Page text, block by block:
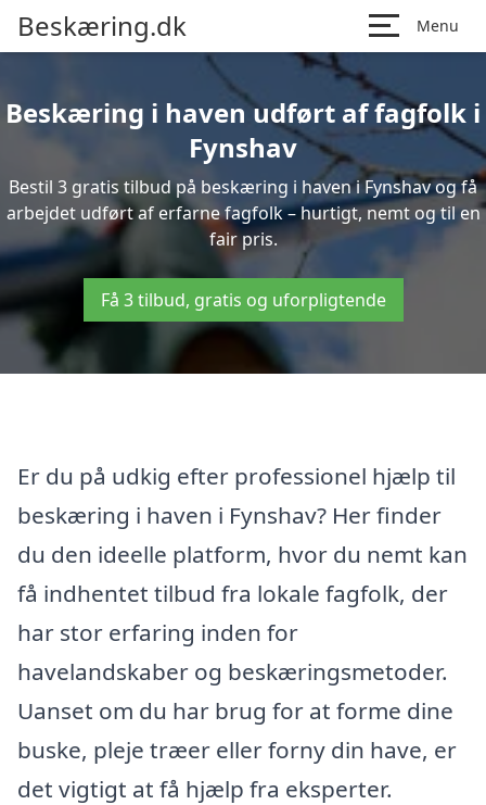
Beskæring.dk Menu
Beskæring i haven udført af fagfolk i
Fynshav
Bestil 3 gratis tilbud på beskæring i haven i Fynshav og få
arbejdet udført af erfarne fagfolk – hurtigt, nemt og til en
fair pris.
Få 3 tilbud, gratis og uforpligtende
Er du på udkig efter professionel hjælp til
beskæring i haven i Fynshav? Her finder
du den ideelle platform, hvor du nemt kan
få indhentet tilbud fra lokale fagfolk, der
har stor erfaring inden for
havelandskaber og beskæringsmetoder.
Uanset om du har brug for at forme dine
buske, pleje træer eller forny din have, er
det vigtigt at få hjælp fra eksperter.